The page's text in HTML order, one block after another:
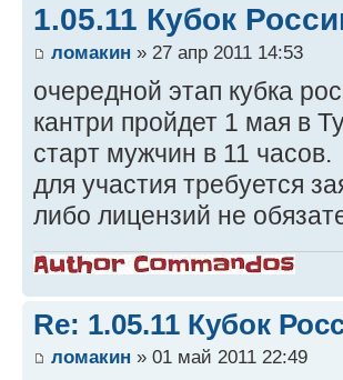
1.05.11 Кубок
ломакин » 27 апр 2011 14:53
очередной этап кубка
кантри пройдет 1 мая в
старт мужчин в 11 часов.
для участия требуется
либо лицензий не
Re: 1.05.11 Кубок
ломакин » 01 май 2011 22:49